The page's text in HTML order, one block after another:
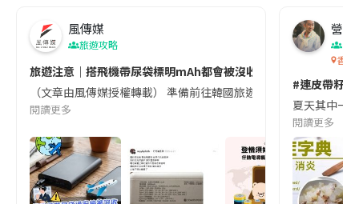
風傳媒
旅遊攻略
旅遊注意｜搭飛機帶尿袋標明mAh都會被沒收😱出發前切記檢查
（文章由風傳媒授權轉載） 準備前往韓國旅遊的民眾，近期要
閱讀更多
營養
香港
#連皮帶籽
夏天其中一
閱讀更多